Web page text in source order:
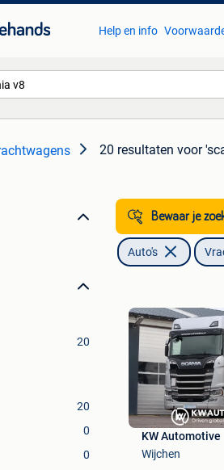
Help en info
20 resultaten voor
20
20
0
0
Bewaar je
Auto's
KW Automotive
Wijchen